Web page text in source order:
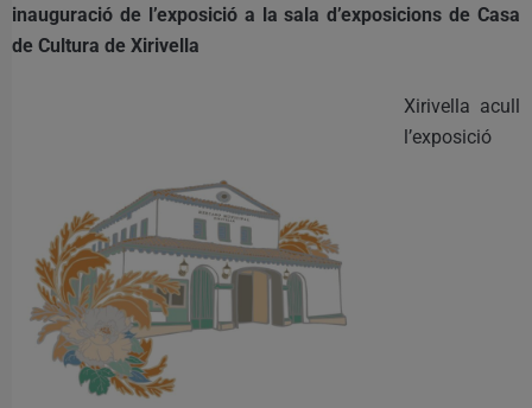
inauguració de l’exposició a la sala d’exposicions de Casa
de Cultura de Xirivella
Xirivella acull
l’exposició